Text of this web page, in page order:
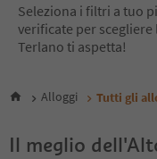
Seleziona i filtri a tuo
verificate per scegliere
Terlano ti aspetta!
Alloggi Tutti gli
Il meglio